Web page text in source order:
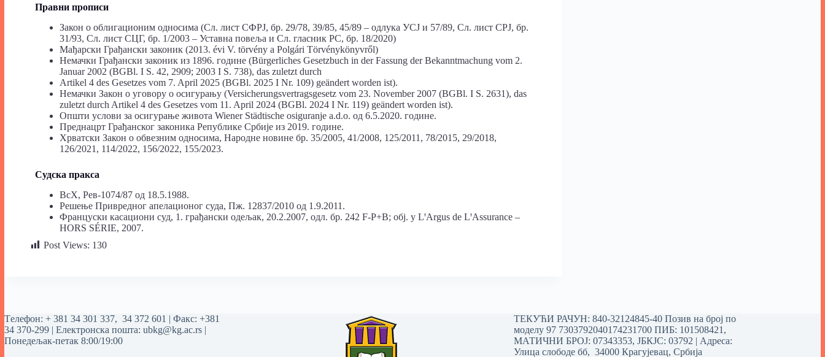
Правни прописи
Закон о облигационим односима (Сл. лист СФРЈ, бр. 29/78, 39/85, 45/89 – одлука УСЈ и 57/89, Сл. лист СРЈ, бр.
31/93, Сл. лист СЦГ, бр. 1/2003 – Уставна повеља и Сл. гласник РС, бр. 18/2020)
Мађарски Грађански законик (2013. évi V. törvény a Polgári Törvénykönyvről)
Немачки Грађански законик из 1896. године (Bürgerliches Gesetzbuch in der Fassung der Bekanntmachung vom 2.
Januar 2002 (BGBl. I S. 42, 2909; 2003 I S. 738), das zuletzt durch
Artikel 4 des Gesetzes vom 7. April 2025 (BGBl. 2025 I Nr. 109) geändert worden ist).
Немачки Закон о уговору о осигурању (Versicherungsvertragsgesetz vom 23. November 2007 (BGBl. I S. 2631), das
zuletzt durch Artikel 4 des Gesetzes vom 11. April 2024 (BGBl. 2024 I Nr. 119) geändert worden ist).
Општи услови за осигурање живота Wiener Städtische osiguranje a.d.o. од 6.5.2020. године.
Преднацрт Грађанског законика Републике Србије из 2019. године.
Хрватски Закон о обвезним односима, Народне новине бр. 35/2005, 41/2008, 125/2011, 78/2015, 29/2018,
126/2021, 114/2022, 156/2022, 155/2023.
Судска пракса
ВсХ, Рев-1074/87 од 18.5.1988.
Решење Привредног апелационог суда, Пж. 12837/2010 од 1.9.2011.
Француски касациони суд, 1. грађански одељак, 20.2.2007, одл. бр. 242 F-P+B; обј. у LꞌArgus de LꞌAssurance –
HORS SÉRIE, 2007.
Post Views: 130
Tелефон: + 381 34 301 337, 34 372 601 | Факс: +381
34 370-299 | Електронска пошта: ubkg@kg.ac.rs |
Понедељак-петак 8:00/19:00
ТЕКУЋИ РАЧУН: 840-32124845-40 Позив на број по
моделу 97 7303792040174231700ПИБ: 101508421,
МАТИЧНИ БРОЈ: 07343353, ЈБКЈС: 03792 | Aдреса:
Улица слободе бб, 34000 Крагујевац, Србија